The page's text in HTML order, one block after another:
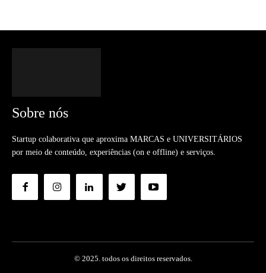
Sobre nós
Startup colaborativa que aproxima MARCAS e UNIVERSITÁRIOS
por meio de conteúdo, experiências (on e offline) e serviços.
© 2025. todos os direitos reservados.